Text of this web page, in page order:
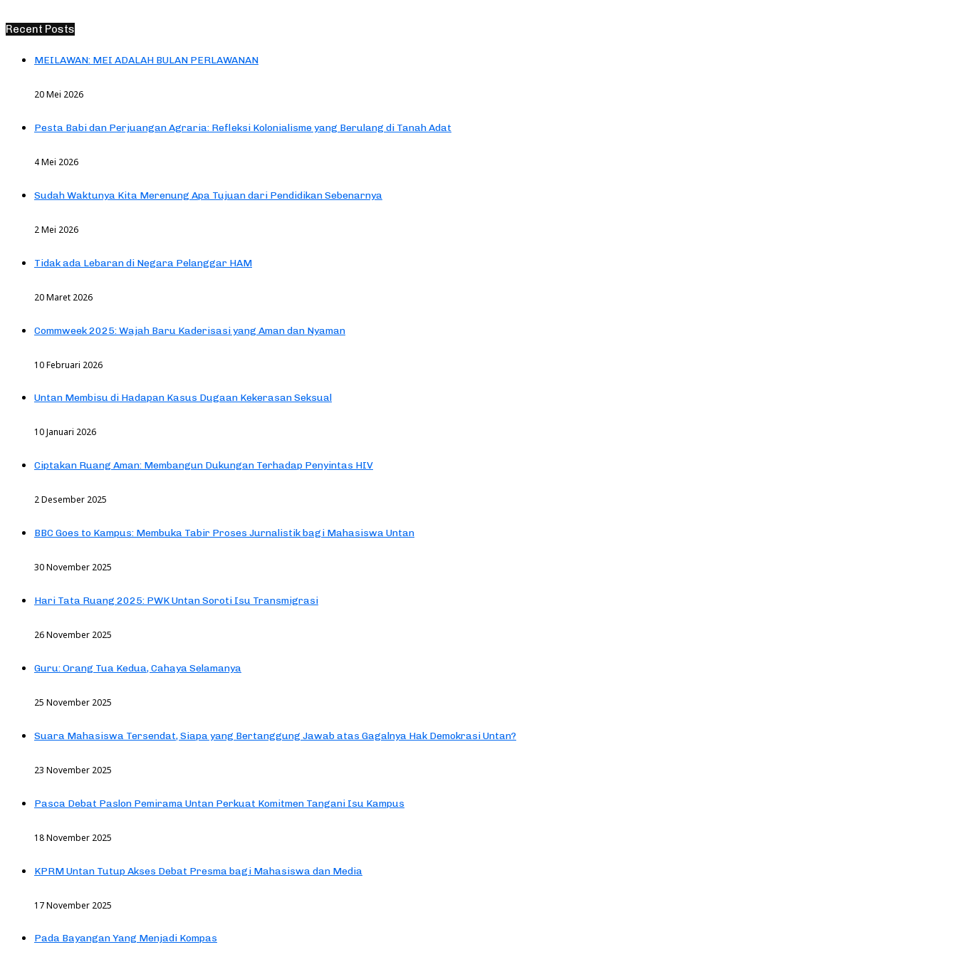
Recent Posts
MEILAWAN: MEI ADALAH BULAN PERLAWANAN
20 Mei 2026
Pesta Babi dan Perjuangan Agraria: Refleksi Kolonialisme yang Berulang di Tanah Adat
4 Mei 2026
Sudah Waktunya Kita Merenung Apa Tujuan dari Pendidikan Sebenarnya
2 Mei 2026
Tidak ada Lebaran di Negara Pelanggar HAM
20 Maret 2026
Commweek 2025: Wajah Baru Kaderisasi yang Aman dan Nyaman
10 Februari 2026
Untan Membisu di Hadapan Kasus Dugaan Kekerasan Seksual
10 Januari 2026
Ciptakan Ruang Aman: Membangun Dukungan Terhadap Penyintas HIV
2 Desember 2025
BBC Goes to Kampus: Membuka Tabir Proses Jurnalistik bagi Mahasiswa Untan
30 November 2025
Hari Tata Ruang 2025: PWK Untan Soroti Isu Transmigrasi
26 November 2025
Guru: Orang Tua Kedua, Cahaya Selamanya
25 November 2025
Suara Mahasiswa Tersendat, Siapa yang Bertanggung Jawab atas Gagalnya Hak Demokrasi Untan?
23 November 2025
Pasca Debat Paslon Pemirama Untan Perkuat Komitmen Tangani Isu Kampus
18 November 2025
KPRM Untan Tutup Akses Debat Presma bagi Mahasiswa dan Media
17 November 2025
Pada Bayangan Yang Menjadi Kompas